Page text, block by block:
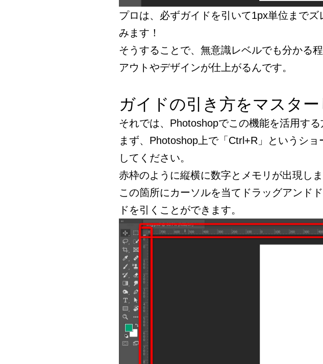
プロは、必ずガイドを引いて1px単位までズ
みます！
そうすることで、無意識レベルでも分かる
アウトやデザインが仕上がるんです。
ガイドの引き方をマスター
それでは、Photoshopでこの機能を活用する
まず、Photoshop上で「Ctrl+R」というショ
してください。
赤枠のように縦横に数字とメモリが出現しま
この箇所にカーソルを当てドラッグアンド
ドを引くことができます。